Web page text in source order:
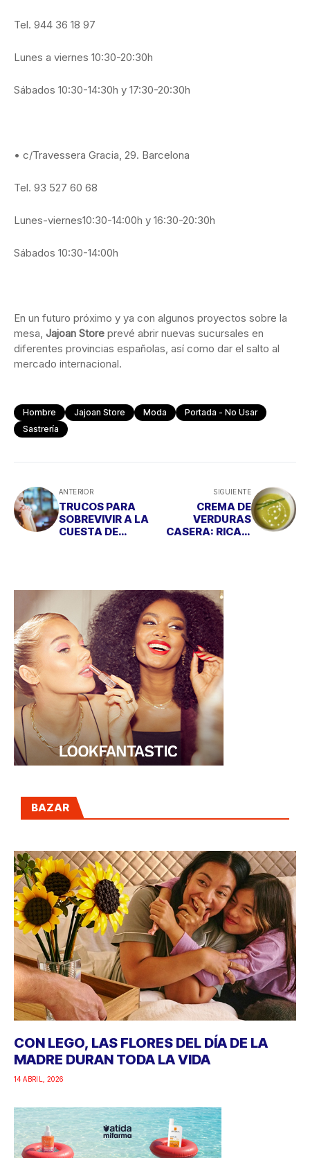
Tel. 944 36 18 97
Lunes a viernes 10:30-20:30h
Sábados 10:30-14:30h y 17:30-20:30h
• c/Travessera Gracia, 29. Barcelona
Tel. 93 527 60 68
Lunes-viernes10:30-14:00h y 16:30-20:30h
Sábados 10:30-14:00h
En un futuro próximo y ya con algunos proyectos sobre la
mesa, Jajoan Store prevé abrir nuevas sucursales en
diferentes provincias españolas, así como dar el salto al
mercado internacional.
Hombre Jajoan Store Moda
Portada - No Usar
Sastrería
ANTERIOR
TRUCOS PARA
SOBREVIVIR A LA
CUESTA DE
SIGUIENTE
CREMA DE
VERDURAS
CASERA: RICA Y
BAZAR
CON LEGO, LAS FLORES DEL DÍA DE LA
MADRE DURAN TODA LA VIDA
14 ABRIL, 2026